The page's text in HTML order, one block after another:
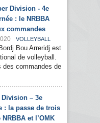
Division - 4e
: le NRBBA
commandes
VOLLEYBALL
Bou Arreridj est
de volleyball.
des commandes de
Division – 3e
: la passe de trois
et l’OMK